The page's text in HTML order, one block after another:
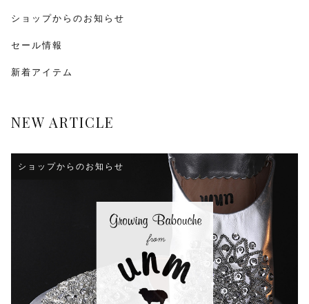
ショップからのお知らせ
セール情報
新着アイテム
NEW ARTICLE
ショップからのお知らせ